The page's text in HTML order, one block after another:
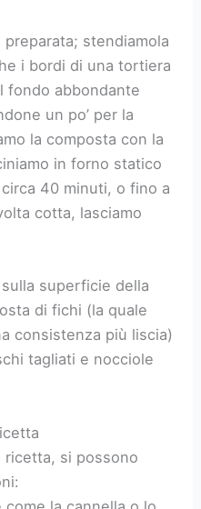
stendiamola
i bordi di una tortiera
fondo abbondante
un po’ per la
la composta con la
in forno statico
40 minuti, o fino a
cotta, lasciamo
superficie della
di fichi (la quale
consistenza più liscia)
tagliati e nocciole
ricetta, si possono